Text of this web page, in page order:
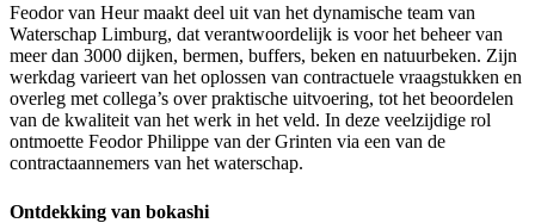
Feodor van Heur maakt deel uit van het dynamische team van
Waterschap Limburg, dat verantwoordelijk is voor het beheer van
meer dan 3000 dijken, bermen, buffers, beken en natuurbeken. Zijn
werkdag varieert van het oplossen van contractuele vraagstukken en
overleg met collega’s over praktische uitvoering, tot het beoordelen
van de kwaliteit van het werk in het veld. In deze veelzijdige rol
ontmoette Feodor Philippe van der Grinten via een van de
contractaannemers van het waterschap.
Ontdekking van bokashi